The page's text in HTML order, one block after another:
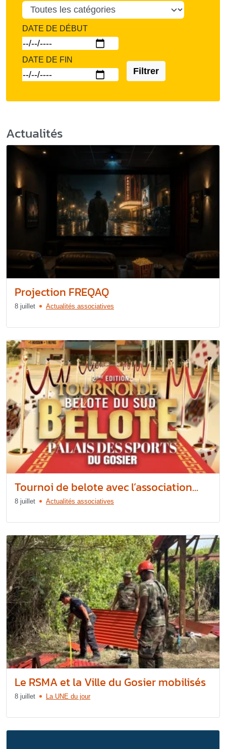
DATE DE DÉBUT
DATE DE FIN
Filtrer
Actualités
Projection FREQAQ
8 juillet Actualités associatives
Tournoi de belote avec l’association...
8 juillet Actualités associatives
Le RSMA et la Ville du Gosier mobilisés
8 juillet La UNE du jour